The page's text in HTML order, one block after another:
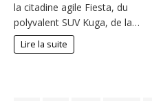
la citadine agile Fiesta, du
polyvalent SUV Kuga, de la…
Lire la suite